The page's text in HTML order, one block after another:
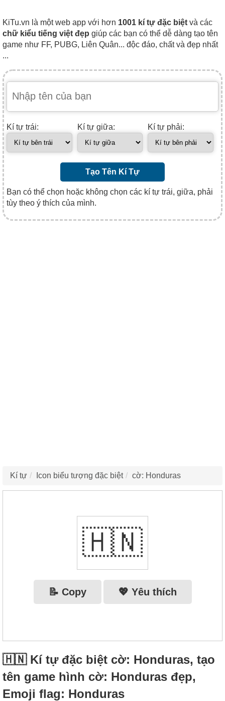
KiTu.vn là một web app với hơn 1001 kí tự đặc biệt và các
chữ kiểu tiếng việt đẹp giúp các bạn có thể dễ dàng tạo tên
game như FF, PUBG, Liên Quân... độc đáo, chất và đẹp nhất
...
Kí tự trái: Kí tự giữa: Kí tự phải:
Tạo Tên Kí Tự
Bạn có thể chọn hoặc không chọn các kí tự trái, giữa, phải
tùy theo ý thích của mình.
Kí tự Icon biểu tượng đặc biệt cờ: Honduras
🇭🇳
📝 Copy 💖 Yêu thích
🇭🇳 Kí tự đặc biệt cờ: Honduras, tạo
tên game hình cờ: Honduras đẹp,
Emoji flag: Honduras